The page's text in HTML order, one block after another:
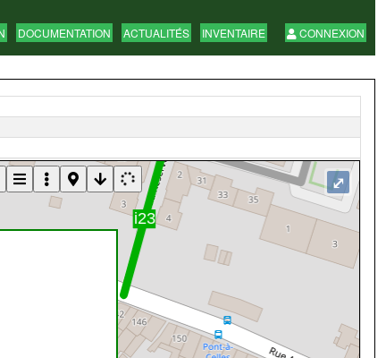
DOCUMENTATION ACTUALITÉS INVENTAIRE CONNEXION
⤢